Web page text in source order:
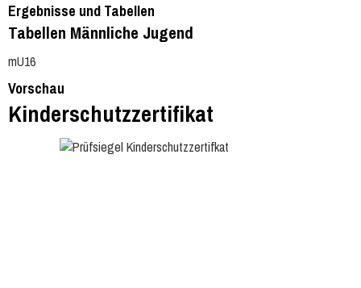
Ergebnisse und Tabellen
Tabellen Männliche Jugend
mU16
Vorschau
Kinderschutzzertifikat